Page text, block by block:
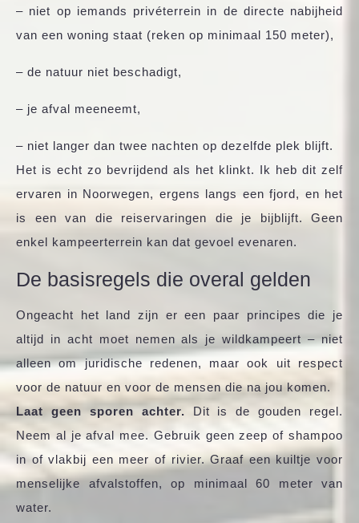
– niet op iemands privéterrein in de directe nabijheid
van een woning staat (reken op minimaal 150 meter),
– de natuur niet beschadigt,
– je afval meeneemt,
– niet langer dan twee nachten op dezelfde plek blijft.
Het is echt zo bevrijdend als het klinkt. Ik heb dit zelf
ervaren in Noorwegen, ergens langs een fjord, en het
is een van die reiservaringen die je bijblijft. Geen
enkel kampeerterrein kan dat gevoel evenaren.
De basisregels die overal gelden
Ongeacht het land zijn er een paar principes die je
altijd in acht moet nemen als je wildkampeert – niet
alleen om juridische redenen, maar ook uit respect
voor de natuur en voor de mensen die na jou komen.
Laat geen sporen achter. Dit is de gouden regel.
Neem al je afval mee. Gebruik geen zeep of shampoo
in of vlakbij een meer of rivier. Graaf een kuiltje voor
menselijke afvalstoffen, op minimaal 60 meter van
water.